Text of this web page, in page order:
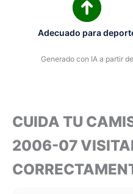
Adecuado para
Generado con IA a partir
CUIDA TU
2006-07